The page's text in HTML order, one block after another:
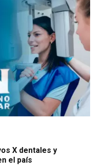
X dentales y
el país